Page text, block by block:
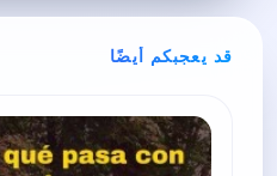
قد يعجبكم أيضًا